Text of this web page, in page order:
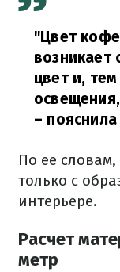
"Цвет
возникает
цвет и,
–
По ее
только с
интерьере.
Расчет
метр